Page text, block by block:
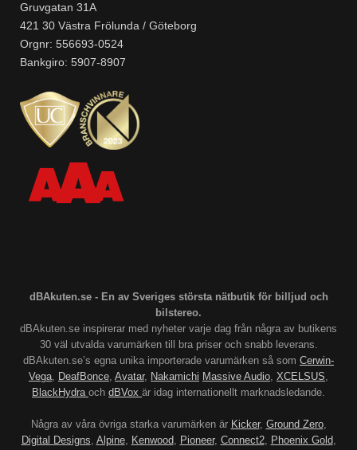
Gruvgatan 31A
421 30 Västra Frölunda / Göteborg
Orgnr: 556693-0524
Bankgiro: 5907-8907
dBAkuten.se - En av Sveriges största nätbutik för billjud och
bilstereo.
dBAkuten.se inspirerar med nyheter varje dag från några av butikens
30 väl utvalda varumärken till bra priser och snabb leverans.
dBAkuten.se’s egna unika importerade varumärken så som Cerwin-
Vega, DeafBonce, Avatar, Nakamichi Massive Audio, XCELSUS,
BlackHydra och dBVox är idag internationellt marknadsledande.
Några av våra övriga starka varumärken är Kicker, Ground Zero,
Digital Designs, Alpine, Kenwood, Pioneer, Connect2, Phoenix Gold,